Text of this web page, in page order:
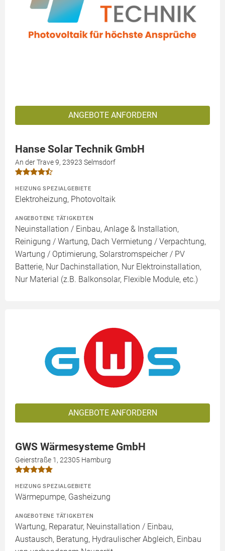
ANGEBOTE ANFORDERN
Hanse Solar Technik GmbH
An der Trave 9, 23923 Selmsdorf
HEIZUNG SPEZIALGEBIETE
Elektroheizung, Photovoltaik
ANGEBOTENE TÄTIGKEITEN
Neuinstallation / Einbau, Anlage & Installation,
Reinigung / Wartung, Dach Vermietung / Verpachtung,
Wartung / Optimierung, Solarstromspeicher / PV
Batterie, Nur Dachinstallation, Nur Elektroinstallation,
Nur Material (z.B. Balkonsolar, Flexible Module, etc.)
ANGEBOTE ANFORDERN
GWS Wärmesysteme GmbH
Geierstraße 1, 22305 Hamburg
HEIZUNG SPEZIALGEBIETE
Wärmepumpe, Gasheizung
ANGEBOTENE TÄTIGKEITEN
Wartung, Reparatur, Neuinstallation / Einbau,
Austausch, Beratung, Hydraulischer Abgleich, Einbau